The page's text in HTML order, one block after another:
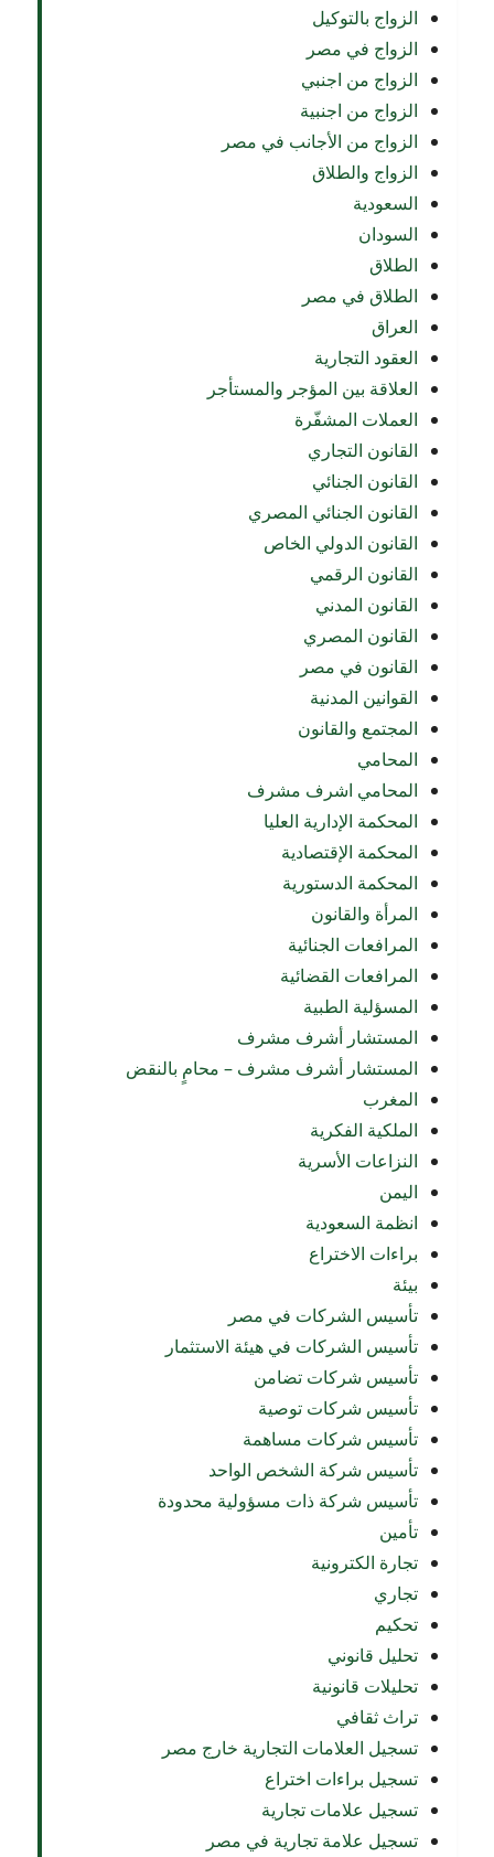
الزواج بالتوكيل
الزواج في مصر
الزواج من اجنبي
الزواج من اجنبية
الزواج من الأجانب في مصر
الزواج والطلاق
السعودية
السودان
الطلاق
الطلاق في مصر
العراق
العقود التجارية
العلاقة بين المؤجر والمستأجر
العملات المشفّرة
القانون التجاري
القانون الجنائي
القانون الجنائي المصري
القانون الدولي الخاص
القانون الرقمي
القانون المدني
القانون المصري
القانون في مصر
القوانين المدنية
المجتمع والقانون
المحامي
المحامي اشرف مشرف
المحكمة الإدارية العليا
المحكمة الإقتصادية
المحكمة الدستورية
المرأة والقانون
المرافعات الجنائية
المرافعات القضائية
المسؤلية الطبية
المستشار أشرف مشرف
المستشار أشرف مشرف – محامٍ بالنقض
المغرب
الملكية الفكرية
النزاعات الأسرية
اليمن
انظمة السعودية
براءات الاختراع
بيئة
تأسيس الشركات في مصر
تأسيس الشركات في هيئة الاستثمار
تأسيس شركات تضامن
تأسيس شركات توصية
تأسيس شركات مساهمة
تأسيس شركة الشخص الواحد
تأسيس شركة ذات مسؤولية محدودة
تأمين
تجارة الكترونية
تجاري
تحكيم
تحليل قانوني
تحليلات قانونية
تراث ثقافي
تسجيل العلامات التجارية خارج مصر
تسجيل براءات اختراع
تسجيل علامات تجارية
تسجيل علامة تجارية في مصر